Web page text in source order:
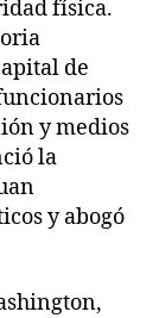
física.
de
y medios
la
y abogó